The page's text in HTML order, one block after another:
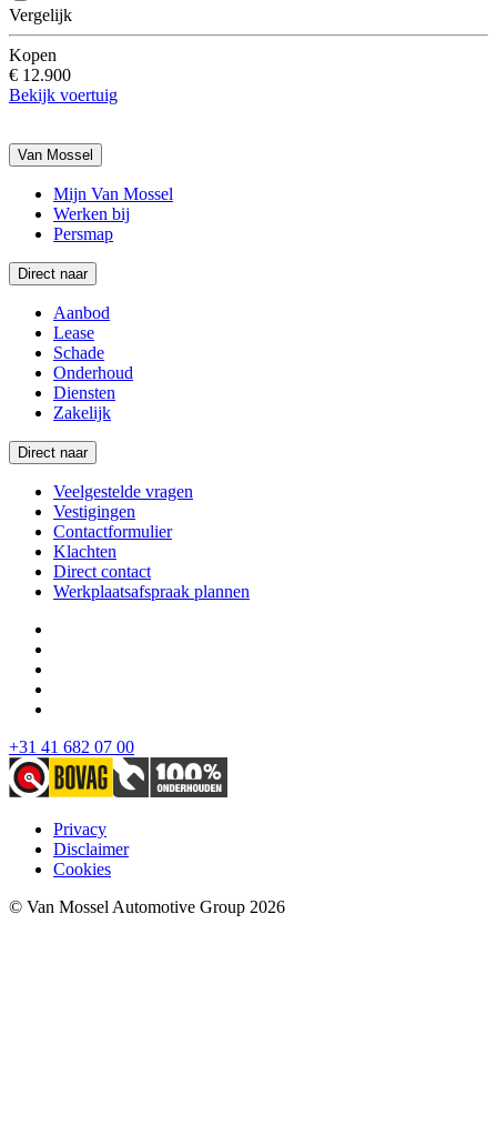
Vergelijk
Kopen
€ 12.900
Bekijk voertuig
Van Mossel
Mijn Van Mossel
Werken bij
Persmap
Direct naar
Aanbod
Lease
Schade
Onderhoud
Diensten
Zakelijk
Direct naar
Veelgestelde vragen
Vestigingen
Contactformulier
Klachten
Direct contact
Werkplaatsafspraak plannen
+31 41 682 07 00
Privacy
Disclaimer
Cookies
© Van Mossel Automotive Group 2026